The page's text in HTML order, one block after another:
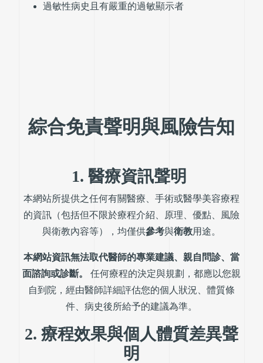
過敏性病史且有嚴重的過敏顯示者
綜合免責聲明與風險告知
1. 醫療資訊聲明
本網站所提供之任何有關醫療、手術或醫學美容療程
的資訊（包括但不限於療程介紹、原理、優點、風險
與衛教內容等），均僅供參考與衛教用途。
本網站資訊無法取代醫師的專業建議、親自問診、當
面諮詢或診斷。
任何療程的決定與規劃，都應以您親
自到院，經由醫師詳細評估您的個人狀況、體質條
件、病史後所給予的建議為準。
2. 療程效果與個人體質差異聲
明